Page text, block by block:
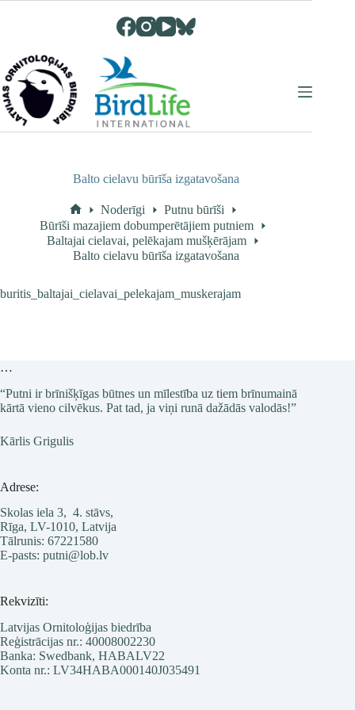
Balto cielavu būrīša izgatavošana
Home
Noderīgi
Putnu būrīši
Būrīši mazajiem dobumperētājiem putniem
Baltajai cielavai, pelēkajam mušķērājam
Balto cielavu būrīša izgatavošana
buritis_baltajai_cielavai_pelekajam_muskerajam
…
“Putni ir brīnišķīgas būtnes un mīlestība uz tiem brīnumainā
kārtā vieno cilvēkus. Pat tad, ja viņi runā dažādās valodās!”
Kārlis Grigulis
Adrese:
Skolas iela 3, 4. stāvs,
Rīga, LV-1010, Latvija
Tālrunis: 67221580
E-pasts: putni@lob.lv
Rekvizīti:
Latvijas Ornitoloģijas biedrība
Reģistrācijas nr.: 40008002230
Banka: Swedbank, HABALV22
Konta nr.: LV34HABA000140J035491